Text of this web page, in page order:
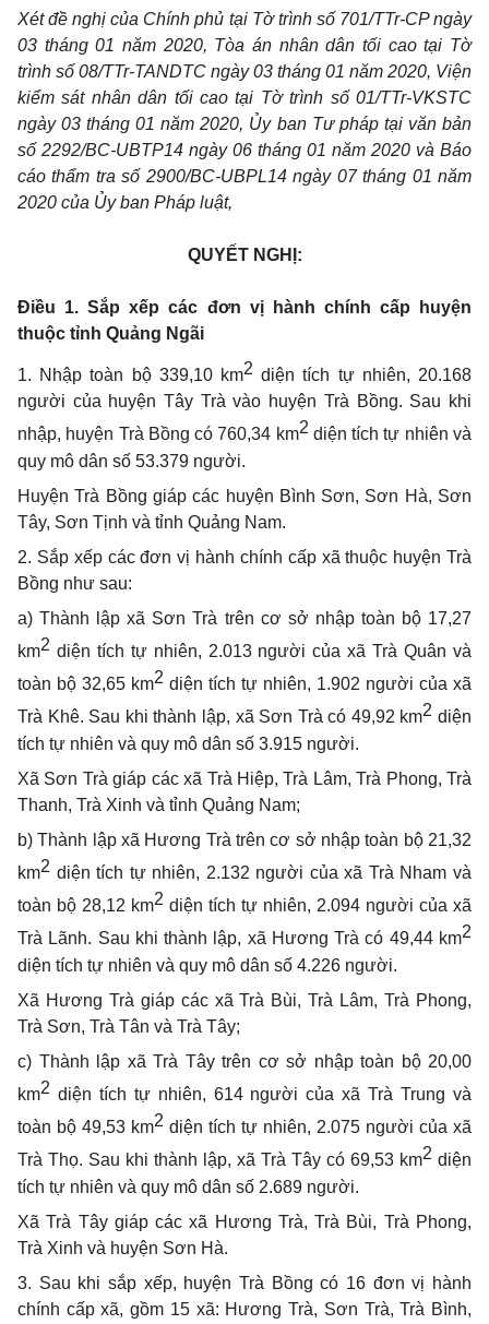
Xét đề nghị của Chính phủ tại Tờ trình số 701/TTr-CP ngày
03 tháng 01 năm 2020, Tòa án nhân dân tối cao tại Tờ
trình số 08/TTr-TANDTC ngày 03 tháng 01 năm 2020, Viện
kiểm sát nhân dân tối cao tại Tờ trình số 01/TTr-VKSTC
ngày 03 tháng 01 năm 2020, Ủy ban Tư pháp tại văn bản
số 2292/BC-UBTP14 ngày 06 tháng 01 năm 2020 và Báo
cáo thẩm tra số 2900/BC-UBPL14 ngày 07 tháng 01 năm
2020 của Ủy ban Pháp luật,
QUYẾT NGHỊ:
Điều 1. Sắp xếp các đơn vị hành chính cấp huyện
thuộc tỉnh Quảng Ngãi
1. Nhập toàn bộ 339,10 km2 diện tích tự nhiên, 20.168
người của huyện Tây Trà vào huyện Trà Bồng. Sau khi
nhập, huyện Trà Bồng có 760,34 km2 diện tích tự nhiên và
quy mô dân số 53.379 người.
Huyện Trà Bồng giáp các huyện Bình Sơn, Sơn Hà, Sơn
Tây, Sơn Tịnh và tỉnh Quảng Nam.
2. Sắp xếp các đơn vị hành chính cấp xã thuộc huyện Trà
Bồng như sau:
a) Thành lập xã Sơn Trà trên cơ sở nhập toàn bộ 17,27
km2 diện tích tự nhiên, 2.013 người của xã Trà Quân và
toàn bộ 32,65 km2 diện tích tự nhiên, 1.902 người của xã
Trà Khê. Sau khi thành lập, xã Sơn Trà có 49,92 km2 diện
tích tự nhiên và quy mô dân số 3.915 người.
Xã Sơn Trà giáp các xã Trà Hiệp, Trà Lâm, Trà Phong, Trà
Thanh, Trà Xinh và tỉnh Quảng Nam;
b) Thành lập xã Hương Trà trên cơ sở nhập toàn bộ 21,32
km2 diện tích tự nhiên, 2.132 người của xã Trà Nham và
toàn bộ 28,12 km2 diện tích tự nhiên, 2.094 người của xã
Trà Lãnh. Sau khi thành lập, xã Hương Trà có 49,44 km2
diện tích tự nhiên và quy mô dân số 4.226 người.
Xã Hương Trà giáp các xã Trà Bùi, Trà Lâm, Trà Phong,
Trà Sơn, Trà Tân và Trà Tây;
c) Thành lập xã Trà Tây trên cơ sở nhập toàn bộ 20,00
km2 diện tích tự nhiên, 614 người của xã Trà Trung và
toàn bộ 49,53 km2 diện tích tự nhiên, 2.075 người của xã
Trà Thọ. Sau khi thành lập, xã Trà Tây có 69,53 km2 diện
tích tự nhiên và quy mô dân số 2.689 người.
Xã Trà Tây giáp các xã Hương Trà, Trà Bùi, Trà Phong,
Trà Xinh và huyện Sơn Hà.
3. Sau khi sắp xếp, huyện Trà Bồng có 16 đơn vị hành
chính cấp xã, gồm 15 xã: Hương Trà, Sơn Trà, Trà Bình,